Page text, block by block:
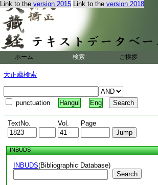
Link to the version 2015 Link to the version 2018
ホーム 検索 ご挨拶
大正蔵検索
punctuation Hangul Eng
TextNo. Vol. Page
INBUDS
INBUDS(Bibliographic Database)
Search